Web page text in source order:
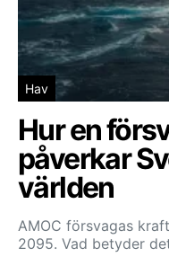
Hav
Hur en
påverkar
världen
AMOC försvagas
2095. Vad betyder